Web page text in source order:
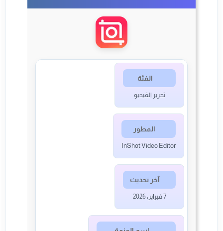
الفئة
تحرير الفيديو
المطور
InShot Video Editor
آخر تحديث
7 فبراير، 2026